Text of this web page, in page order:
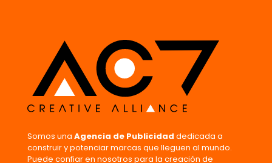
Somos una Agencia de Publicidad dedicada a
construir y potenciar marcas que lleguen al mundo.
Puede confiar en nosotros para la creación de